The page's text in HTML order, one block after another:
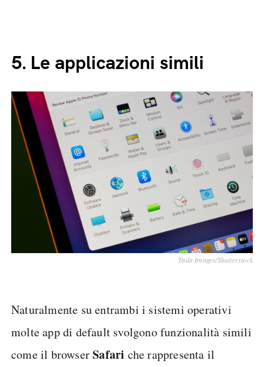
5. Le applicazioni simili
Tada Images/Shutterstock
Naturalmente su entrambi i sistemi operativi
molte app di default svolgono funzionalità simili
come il browserSafari che rappresenta il